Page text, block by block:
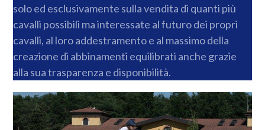
solo ed esclusivamente sulla vendita di quanti più
cavalli possibili ma interessate al futuro dei propri
cavalli, al loro addestramento e al massimo della
creazione di abbinamenti equilibrati anche grazie
alla sua trasparenza e disponibilità.